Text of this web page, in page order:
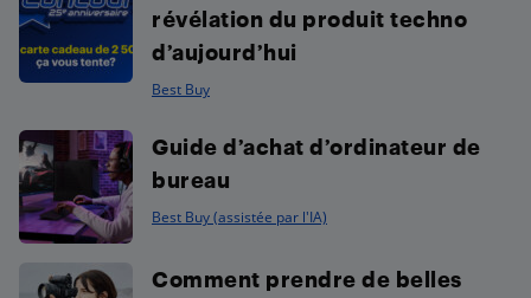
révélation du produit techno
d’aujourd’hui
Best Buy
Guide d’achat d’ordinateur de
bureau
Best Buy (assistée par l'IA)
Comment prendre de belles